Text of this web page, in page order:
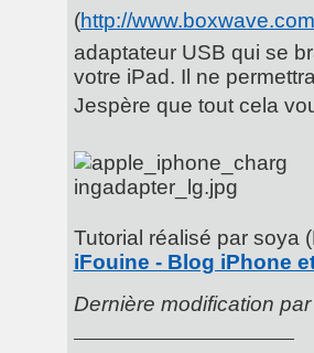
(http://
adaptateur USB qui se
votre iPad. Il ne
Jespère que tout cela
Tutorial réalisé par soya
iFouine - Blog iPhone
Dernière modification